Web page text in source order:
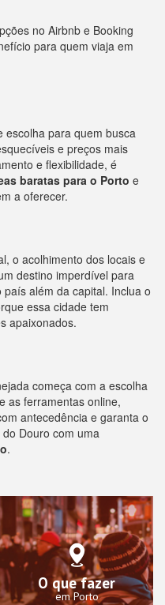
no Airbnb e Booking
para quem viaja em
escolha para quem busca
e preços mais
e flexibilidade, é
baratas para o Porto e
a oferecer.
o acolhimento dos locais e
destino imperdível para
além da capital. Inclua o
essa cidade tem
apaixonados.
começa com a escolha
as ferramentas online,
antecedência e garanta o
Douro com uma
.
O que fazer
em Porto